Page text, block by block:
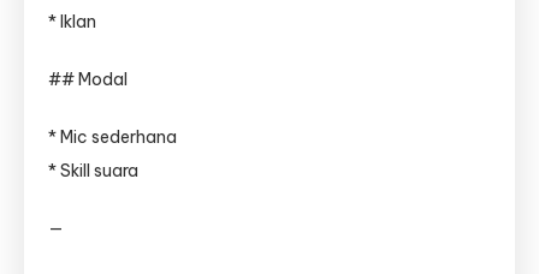
* Iklan
## Modal
* Mic sederhana
* Skill suara
—